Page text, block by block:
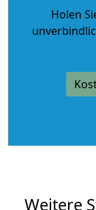
Holen
Weitere